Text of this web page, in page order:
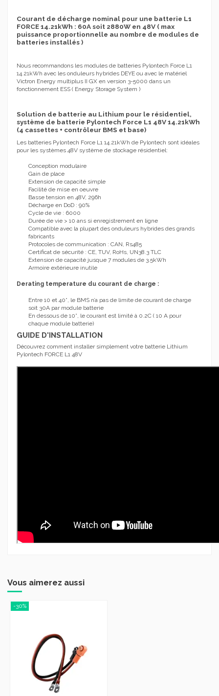
Courant de décharge nominal pour une batterie L1
FORCE 14.21kWh : 60A soit 2880W en 48V ( max
puissance proportionnelle au nombre de modules de
batteries installés )
Nous recommandons les modules de batteries Pylontech Force L1
14.21kWh avec les onduleurs hybrides DEYE ou avec le matériel
Victron Energy multiplus II GX en version 3-5000 dans un
fonctionnement ESS ( Energy Storage System )
Solution de batterie au Lithium pour le résidentiel,
système de batterie Pylontech Force L1 48V 14.21kWh
(4 cassettes + contrôleur BMS et base)
Les batteries Pylontech Force L1 14.21kWh de Pylontech sont idéales
pour les systèmes 48V système de stockage résidentiel:
Conception modulaire
Gain de place
Extension de capacité simple
Facilité de mise en oeuvre
Basse tension en 48V, 296h
Décharge en DoD : 90%
Cycle de vie : 6000
Durée de vie > 10 ans si enregistrement en ligne
Compatible avec la plupart des onduleurs hybrides des grands
fabricants
Protocoles de communication : CAN, Rs485
Certificat de sécurité : CE, TUV, RoHs, UN38.3 TLC
Extension de capacité jusque 7 modules de 3.5kWh
Armoire extérieure inutile
Derating temperature du courant de charge :
Entre 10 et 40°, le BMS n’a pas de limite de courant de charge
soit 30A par module batterie
En dessous de 10°, le courant est limité à 0.2C ( 10 A pour
chaque module batterie)
GUIDE D'INSTALLATION
Découvrez comment installer simplement votre batterie Lithium
Pylontech FORCE L1 48V
Vous aimerez aussi
-30%